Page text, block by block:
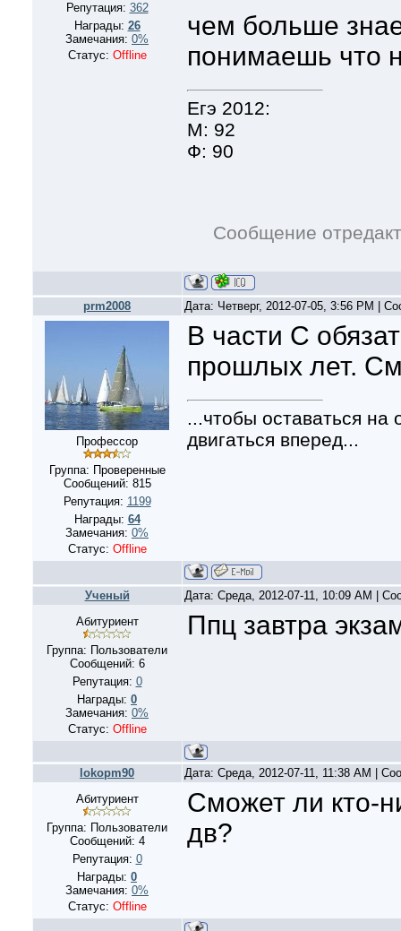
Репутация: 362
Награды: 26
Замечания: 0%
Статус: Offline
чем больше
понимаешь что
Егэ 2012:
М: 92
Ф: 90
Сообщение
prm2008 Дата: Четверг, 2012-07-05, 3:56 PM |
Профессор
Группа: Проверенные
Сообщений: 815
Репутация: 1199
Награды: 64
Замечания: 0%
Статус: Offline
В части С
прошлых лет.
...чтобы оставаться
двигаться вперед...
Ученый
Дата: Среда, 2012-07-11, 10:09 AM |
Абитуриент
Группа: Пользователи
Сообщений: 6
Репутация: 0
Награды: 0
Замечания: 0%
Статус: Offline
Ппц завтра
lokopm90
Дата: Среда, 2012-07-11, 11:38 AM |
Абитуриент
Группа: Пользователи
Сообщений: 4
Репутация: 0
Награды: 0
Замечания: 0%
Статус: Offline
Сможет ли кто-
дв?